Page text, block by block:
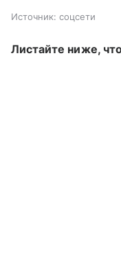
Источник: соцсети
Листайте ниже,